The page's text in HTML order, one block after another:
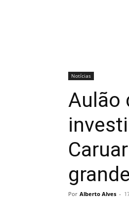
Notícias
Aulão
Por Alberto Alves -